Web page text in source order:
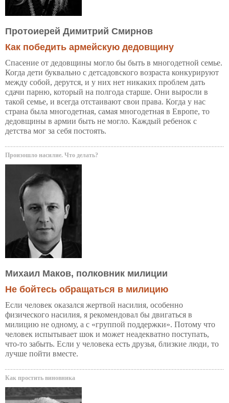
Протоиерей Димитрий Смирнов
Как победить армейскую дедовщину
Спасение от дедовщины могло бы быть в многодетной семье.
Когда дети буквально с детсадовского возраста конкурируют
между собой, дерутся, и у них нет никаких проблем дать
сдачи парню, который на полгода старше. Они выросли в
такой семье, и всегда отстаивают свои права. Когда у нас
страна была многодетная, самая многодетная в Европе, то
дедовщины в армии быть не могло. Каждый ребенок с
детства мог за себя постоять.
Произошло насилие. Что делать?
Михаил Маков, полковник милиции
Не бойтесь обращаться в милицию
Если человек оказался жертвой насилия, особенно
физического насилия, я рекомендовал бы двигаться в
милицию не одному, а с «группой поддержки». Потому что
человек испытывает шок и может неадекватно поступать,
что-то забыть. Если у человека есть друзья, близкие люди, то
лучше пойти вместе.
Как простить виновника